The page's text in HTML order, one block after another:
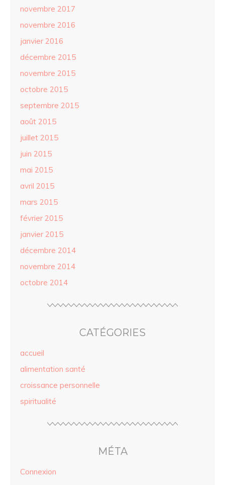
novembre 2017
novembre 2016
janvier 2016
décembre 2015
novembre 2015
octobre 2015
septembre 2015
août 2015
juillet 2015
juin 2015
mai 2015
avril 2015
mars 2015
février 2015
janvier 2015
décembre 2014
novembre 2014
octobre 2014
CATÉGORIES
accueil
alimentation santé
croissance personnelle
spiritualité
MÉTA
Connexion